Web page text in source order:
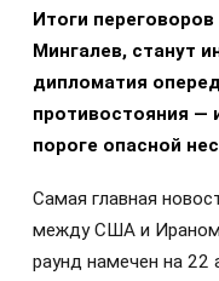
Итоги
Мингалев, станут
дипломатия
противостояния —
пороге опасной
Самая главная
между США и Ираном
раунд намечен на 22